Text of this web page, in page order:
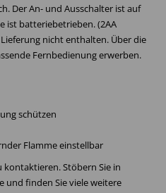
Der An- und Ausschalter ist auf
ist batteriebetrieben. (2AA
nicht enthalten. Über die
Fernbedienung erwerben.
schützen
Flamme einstellbar
kontaktieren. Stöbern Sie in
und finden Sie viele weitere